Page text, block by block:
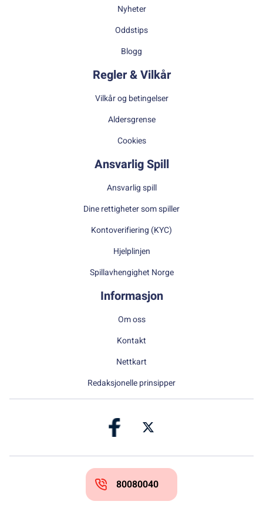
Nyheter
Oddstips
Blogg
Regler & Vilkår
Vilkår og betingelser
Aldersgrense
Cookies
Ansvarlig Spill
Ansvarlig spill
Dine rettigheter som spiller
Kontoverifiering (KYC)
Hjelplinjen
Spillavhengighet Norge
Informasjon
Om oss
Kontakt
Nettkart
Redaksjonelle prinsipper
80080040